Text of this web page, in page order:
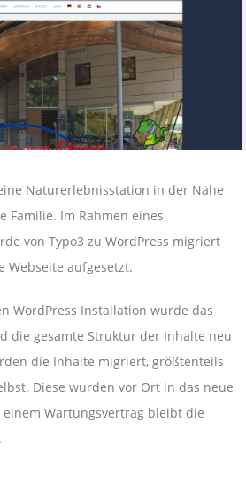
Naturerlebnisstation in der Nähe
Familie. Im Rahmen eines
von Typo3 zu WordPress migriert
Webseite aufgesetzt.
WordPress Installation wurde das
die gesamte Struktur der Inhalte neu
die Inhalte migriert, größtenteils
Diese wurden vor Ort in das neue
Wartungsvertrag bleibt die